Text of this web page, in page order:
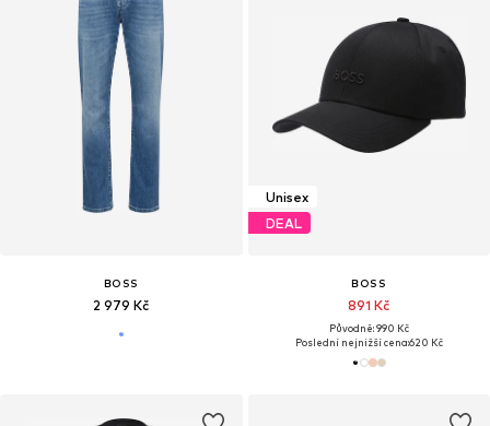
BOSS
2 979 Kč
Unisex
DEAL
BOSS
891 Kč
Původně: 990 Kč
Poslední nejnižší cena:620 Kč